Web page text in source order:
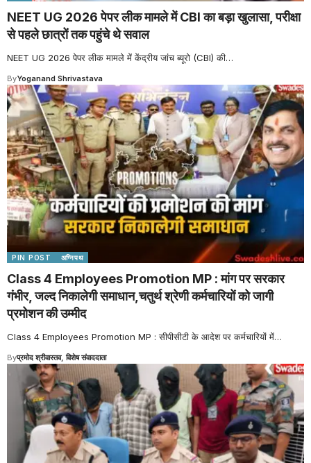
NEET UG 2026 पेपर लीक मामले में CBI का बड़ा खुलासा, परीक्षा
से पहले छात्रों तक पहुंचे थे सवाल
NEET UG 2026 पेपर लीक मामले में केंद्रीय जांच ब्यूरो (CBI) की…
ByYoganand Shrivastava
PIN POST अग्निपथ
Class 4 Employees Promotion MP : मांग पर सरकार
गंभीर, जल्द निकालेगी समाधान,चतुर्थ श्रेणी कर्मचारियों को जागी
प्रमोशन की उम्मीद
Class 4 Employees Promotion MP : सीपीसीटी के आदेश पर कर्मचारियों में…
Byप्रमोद श्रीवास्तव, विशेष संवाददाता